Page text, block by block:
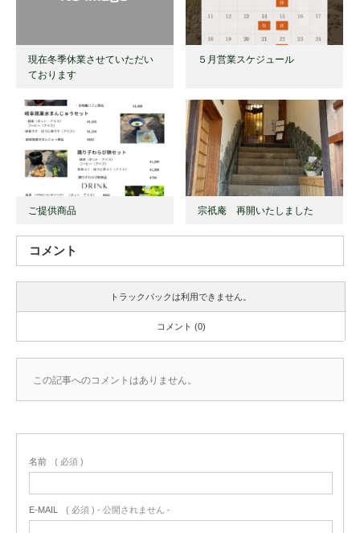
現在冬季休業させていただい
ております
５月営業スケジュール
ご提供商品 宗祇庵 再開いたしました
コメント
トラックバックは利用できません。
コメント (0)
この記事へのコメントはありません。
名前 ( 必須 )
E-MAIL ( 必須 ) - 公開されません -